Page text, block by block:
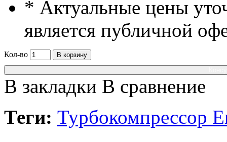
* Актуальные цены
является публичной
Кол-во
В корзину
В закладки В сравнение
Теги: Турбокомпрессор